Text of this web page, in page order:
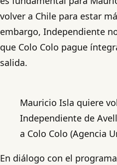
volver a Chile para estar
embargo, Independiente
que Colo Colo pague
salida.
Mauricio Isla quiere
Independiente de
a Colo Colo (Agencia
En diálogo con el